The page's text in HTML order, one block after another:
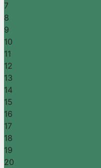
7
8
9
10
11
12
13
14
15
16
17
18
19
20